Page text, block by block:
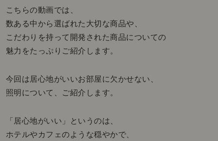
こちらの動画では、
数ある中から選ばれた大切な商品や、
こだわりを持って開発された商品についての
魅力をたっぷりご紹介します。
今回は居心地がいいお部屋に欠かせない、
照明について、ご紹介します。
「居心地がいい」というのは、
ホテルやカフェのような穏やかで、